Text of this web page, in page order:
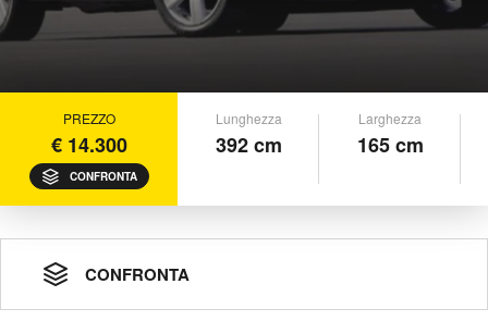
PREZZO
€ 14.300
CONFRONTA
Lunghezza
392 cm
Larghezza
165 cm
CONFRONTA